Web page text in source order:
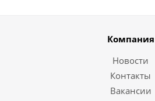
Компания
Новости
Контакты
Вакансии